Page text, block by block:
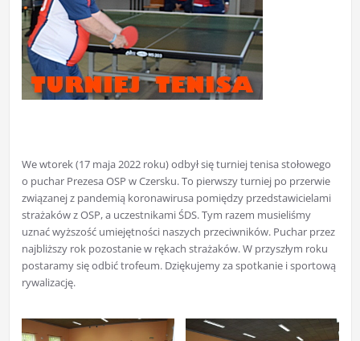
We wtorek (17 maja 2022 roku) odbył się turniej tenisa stołowego
o puchar Prezesa OSP w Czersku. To pierwszy turniej po przerwie
związanej z pandemią koronawirusa pomiędzy przedstawicielami
strażaków z OSP, a uczestnikami ŚDS. Tym razem musieliśmy
uznać wyższość umiejętności naszych przeciwników. Puchar przez
najbliższy rok pozostanie w rękach strażaków. W przyszłym roku
postaramy się odbić trofeum. Dziękujemy za spotkanie i sportową
rywalizację.